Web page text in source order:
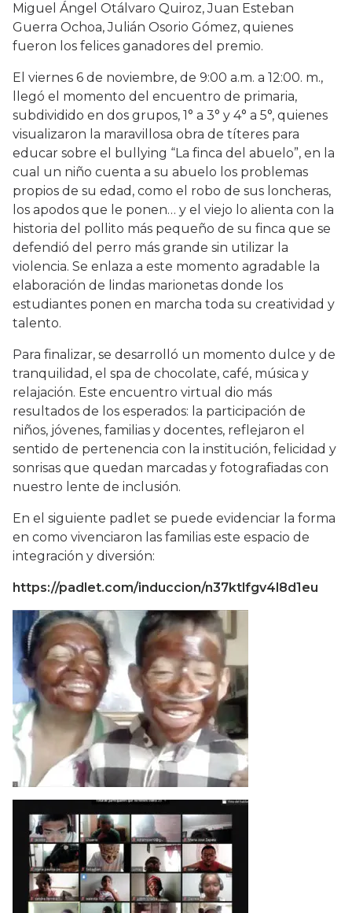
Miguel Ángel Otálvaro Quiroz, Juan Esteban
Guerra Ochoa, Julián Osorio Gómez, quienes
fueron los felices ganadores del premio.
El viernes 6 de noviembre, de 9:00 a.m. a 12:00. m.,
llegó el momento del encuentro de primaria,
subdividido en dos grupos, 1° a 3° y 4° a 5°, quienes
visualizaron la maravillosa obra de títeres para
educar sobre el bullying “La finca del abuelo”, en la
cual un niño cuenta a su abuelo los problemas
propios de su edad, como el robo de sus loncheras,
los apodos que le ponen… y el viejo lo alienta con la
historia del pollito más pequeño de su finca que se
defendió del perro más grande sin utilizar la
violencia. Se enlaza a este momento agradable la
elaboración de lindas marionetas donde los
estudiantes ponen en marcha toda su creatividad y
talento.
Para finalizar, se desarrolló un momento dulce y de
tranquilidad, el spa de chocolate, café, música y
relajación. Este encuentro virtual dio más
resultados de los esperados: la participación de
niños, jóvenes, familias y docentes, reflejaron el
sentido de pertenencia con la institución, felicidad y
sonrisas que quedan marcadas y fotografiadas con
nuestro lente de inclusión.
En el siguiente padlet se puede evidenciar la forma
en como vivenciaron las familias este espacio de
integración y diversión:
https://padlet.com/induccion/n37ktlfgv4l8d1eu